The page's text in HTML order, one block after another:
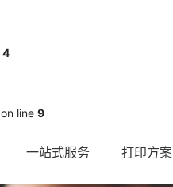
4
on line 9
一站式服务 打印方案